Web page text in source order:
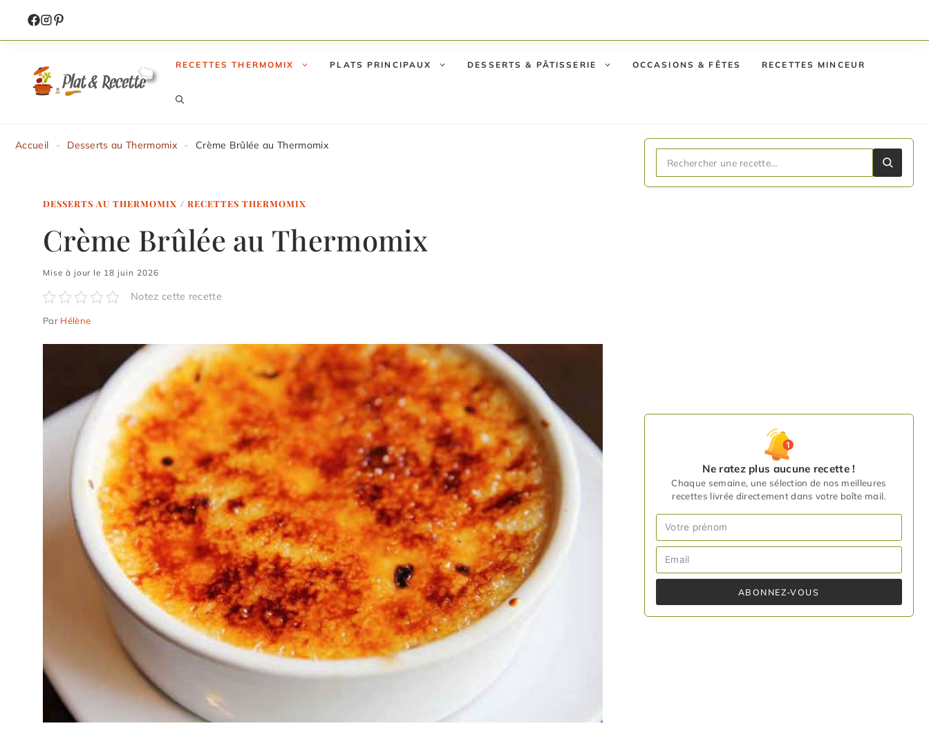
contenu
RECETTES THERMOMIX PLATS PRINCIPAUX DESSERTS & PÂTISSERIE OCCASIONS & FÊTES RECETTES MINCEUR
Accueil - Desserts au Thermomix - Crème Brûlée au Thermomix
DESSERTS AU THERMOMIX / RECETTES THERMOMIX
Crème Brûlée au Thermomix
Mise à jour le 18 juin 2026
Notez cette recette
Par Hélène
Ne ratez plus aucune recette !
Chaque semaine, une sélection de nos meilleures
recettes livrée directement dans votre boîte mail.
ABONNEZ-VOUS